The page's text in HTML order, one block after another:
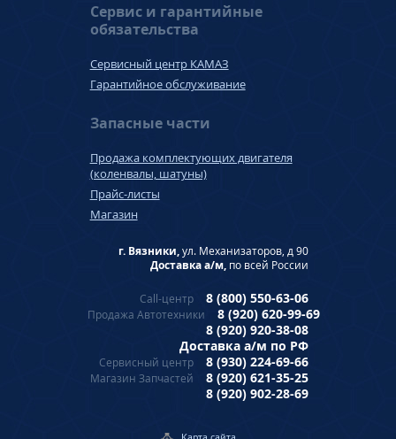
Сервис и гарантийные
обязательства
Сервисный центр КАМАЗ
Гарантийное обслуживание
Запасные части
Продажа комплектующих двигателя
(коленвалы, шатуны)
Прайс-листы
Магазин
г. Вязники,ул. Механизаторов, д 90
Доставка а/м, по всей России
Call-центр 8 (800) 550-63-06
Продажа Автотехники
8 (920) 620-99-69
8 (920) 920-38-08
Доставка а/м по РФ
Сервисный центр 8 (930) 224-69-66
Магазин Запчастей
8 (920) 621-35-25
8 (920) 902-28-69